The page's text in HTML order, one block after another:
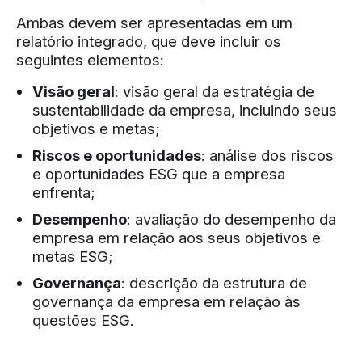
Ambas devem ser apresentadas em um
relatório integrado, que deve incluir os
seguintes elementos:
Visão geral: visão geral da estratégia de
sustentabilidade da empresa, incluindo seus
objetivos e metas;
Riscos e oportunidades: análise dos riscos
e oportunidades ESG que a empresa
enfrenta;
Desempenho: avaliação do desempenho da
empresa em relação aos seus objetivos e
metas ESG;
Governança: descrição da estrutura de
governança da empresa em relação às
questões ESG.